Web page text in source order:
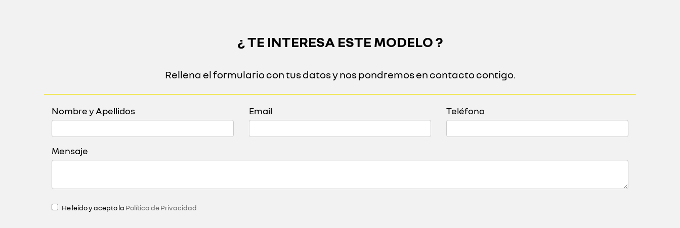
¿ TE INTERESA ESTE MODELO ?
Rellena el formulario con tus datos y nos pondremos en contacto contigo.
Nombre y Apellidos Email Teléfono
Mensaje
He leído y acepto la Política de Privacidad